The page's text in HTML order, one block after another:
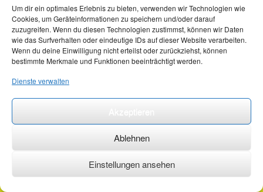
Um dir ein optimales Erlebnis zu bieten, verwenden wir Technologien wie
Cookies, um Geräteinformationen zu speichern und/oder darauf
zuzugreifen. Wenn du diesen Technologien zustimmst, können wir Daten
wie das Surfverhalten oder eindeutige IDs auf dieser Website verarbeiten.
Wenn du deine Einwilligung nicht erteilst oder zurückziehst, können
bestimmte Merkmale und Funktionen beeinträchtigt werden.
Dienste verwalten
Ablehnen
Einstellungen ansehen
©2026 ·erstehilfekurs-mauch.de ·AGB ·Datenschutzerklärung ·Impressum ·